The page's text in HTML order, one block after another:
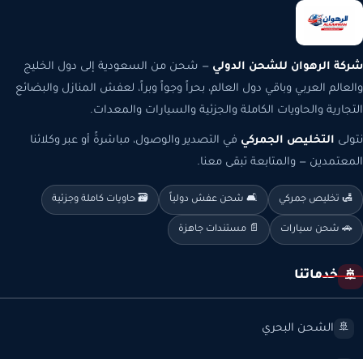
شركة الرهوان للشحن الدولي — شحن من السعودية إلى دول الخليج
والعالم العربي وباقي دول العالم، بحراً وجواً وبراً، لعفش المنازل والبضائع
التجارية والحاويات الكاملة والجزئية والسيارات والمعدات.
نتولى التخليص الجمركي في التصدير والوصول، مباشرةً أو عبر وكلائنا
المعتمدين — والمتابعة تبقى معنا.
🛃 تخليص جمركي 🛋️ شحن عفش دولياً 🗃️ حاويات كاملة وجزئية
🚗 شحن سيارات 📄 مستندات جاهزة
🚢 خدماتنا
🚢 الشحن البحري